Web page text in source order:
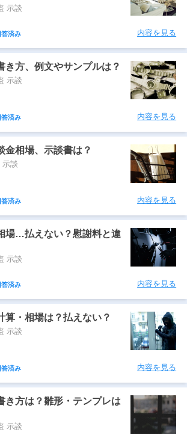
示談
済み 内容を見る
き方、例文やサンプルは？
示談
済み 内容を見る
相場、示談書は？
示談
済み 内容を見る
場…払えない？慰謝料と違
示談
済み 内容を見る
算・相場は？払えない？
示談
済み 内容を見る
き方は？雛形・テンプレは
示談